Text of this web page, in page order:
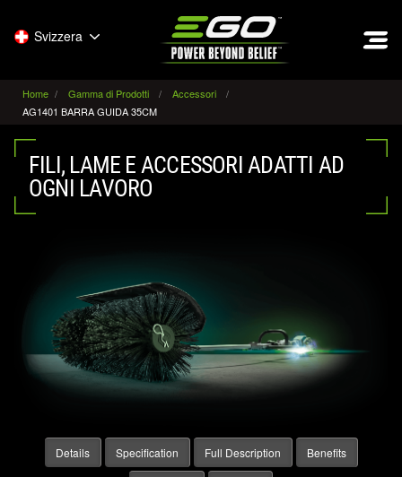
Svizzera
Home Gamma di Prodotti
Accessori
AG1401 BARRA GUIDA 35CM
FILI, LAME E ACCESSORI ADATTI AD
OGNI LAVORO
Details Specification Full Description Benefits